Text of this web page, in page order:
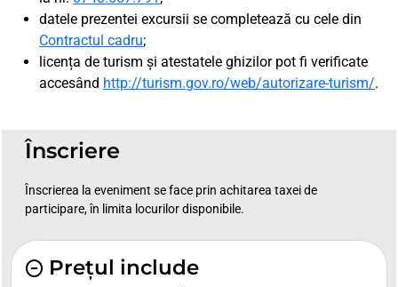
datele prezentei excursii se completează cu cele din
Contractul cadru;
licența de turism și atestatele ghizilor pot fi verificate
accesând http://turism.gov.ro/web/autorizare-turism/.
Înscriere
Înscrierea la eveniment se face prin achitarea taxei de
participare, în limita locurilor disponibile.
Prețul include